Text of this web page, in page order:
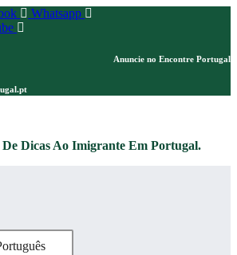
Whatsapp
Anuncie no Encontre Portugal
Dicas Ao Imigrante Em Portugal.